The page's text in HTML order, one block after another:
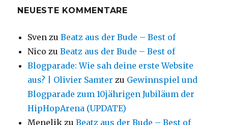
NEUESTE KOMMENTARE
Sven zuBeatz aus der Bude – Best of
Nico zuBeatz aus der Bude – Best of
Blogparade: Wie sah deine erste Website
aus? | Olivier Samter zu Gewinnspiel und
Blogparade zum 10jährigen Jubiläum der
HipHopArena (UPDATE)
Menelik zuBeatz aus der Bude – Best of